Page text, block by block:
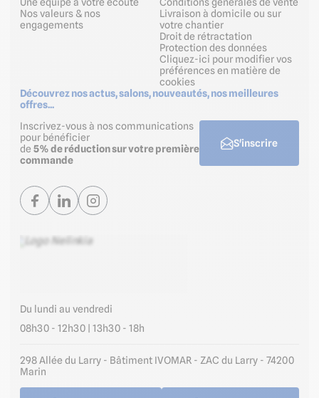
Du lundi au vendredi
08h30 - 12h30 | 13h30 - 18h
298 Allée du Larry - Bâtiment IVOMAR - ZAC du Larry - 74200
Marin
Une équipe à votre écoute
Nos valeurs & nos
engagements
Conditions générales de vente
Livraison à domicile ou sur
votre chantier
Droit de rétractation
Protection des données
Cliquez-ici pour modifier vos
préférences en matière de
cookies
Découvrez nos actus, salons, nouveautés, nos meilleures
offres...
Inscrivez-vous à nos communications
pour bénéficier
de 5% de réduction sur votre première
commande
S'inscrire